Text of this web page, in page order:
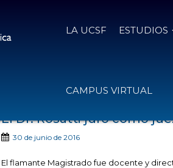
LA UCSF ESTUDIOS
CAMPUS VIRTUAL
El Dr. Rosatti juró como
30 de junio de 2016
El flamante Magistrado fue docente y